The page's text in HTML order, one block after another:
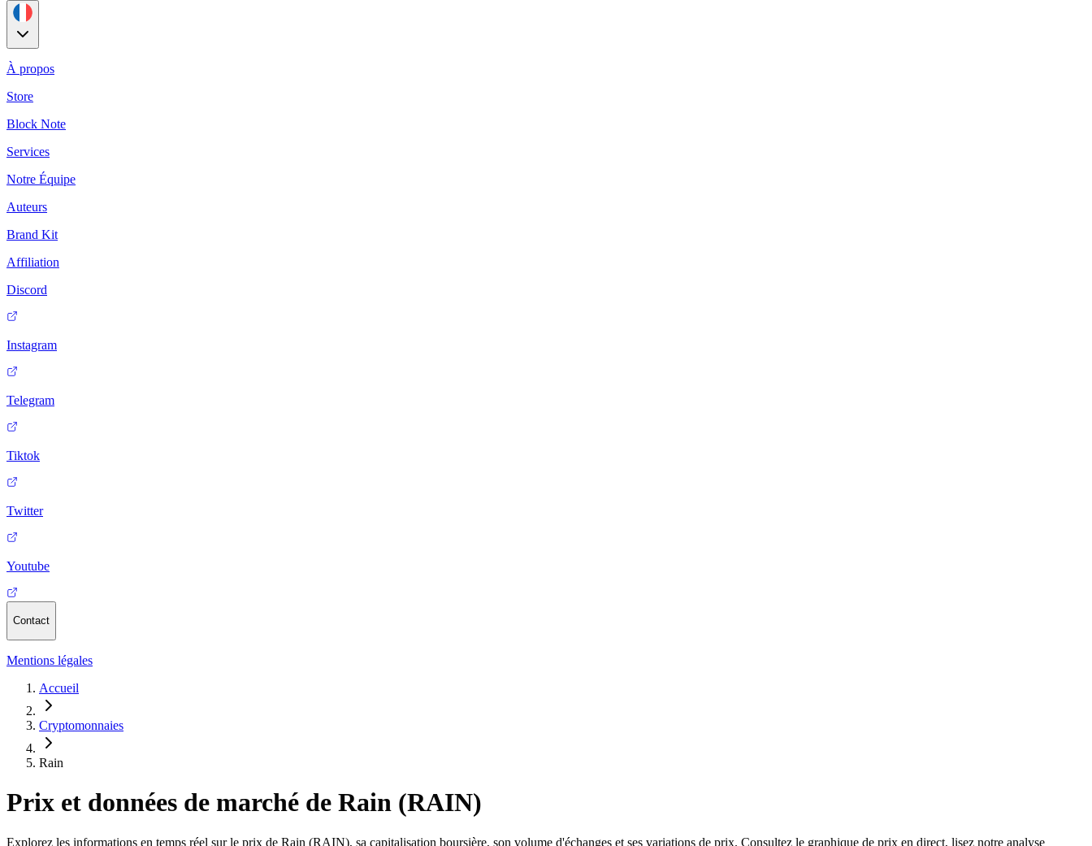
À propos
Store
Block Note
Services
Notre Équipe
Auteurs
Brand Kit
Affiliation
Discord
Instagram
Telegram
Tiktok
Twitter
Youtube
Contact
Mentions légales
Accueil
Cryptomonnaies
Rain
Prix et données de marché de Rain (RAIN)
Explorez les informations en temps réel sur le prix de Rain (RAIN), sa capitalisation boursière, son volume d'échanges et ses variations de prix. Consultez le graphique de prix en direct, lisez notre analyse